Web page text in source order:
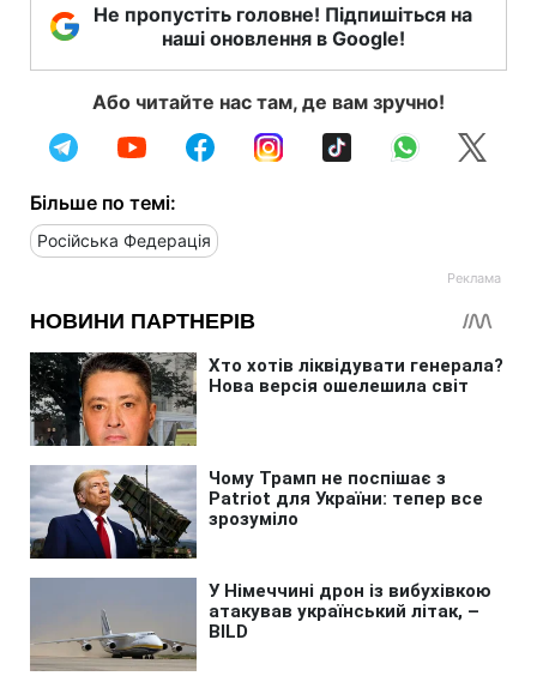
Не пропустіть головне! Підпишіться на
наші оновлення в Google!
Або читайте нас там, де вам зручно!
Більше по темі:
Російська Федерація